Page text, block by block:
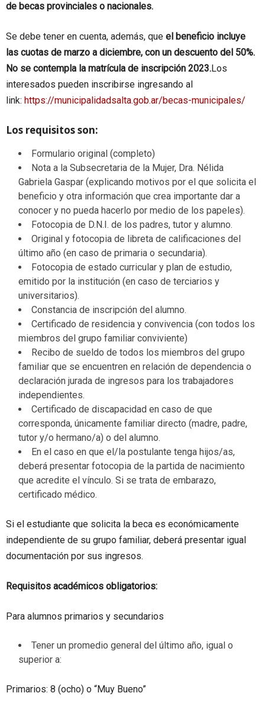
de becas provinciales o nacionales.
Se debe tener en cuenta, además, que el beneficio incluye
las cuotas de marzo a diciembre, con un descuento del 50%.
No se contempla la matrícula de inscripción 2023.Los
interesados pueden inscribirse ingresando al
link: https://municipalidadsalta.gob.ar/becas-municipales/
Los requisitos son:
Formulario original (completo)
Nota a la Subsecretaria de la Mujer, Dra. Nélida
Gabriela Gaspar (explicando motivos por el que solicita el
beneficio y otra información que crea importante dar a
conocer y no pueda hacerlo por medio de los papeles).
Fotocopia de D.N.I. de los padres, tutor y alumno.
Original y fotocopia de libreta de calificaciones del
último año (en caso de primaria o secundaria).
Fotocopia de estado curricular y plan de estudio,
emitido por la institución (en caso de terciarios y
universitarios).
Constancia de inscripción del alumno.
Certificado de residencia y convivencia (con todos los
miembros del grupo familiar conviviente)
Recibo de sueldo de todos los miembros del grupo
familiar que se encuentren en relación de dependencia o
declaración jurada de ingresos para los trabajadores
independientes.
Certificado de discapacidad en caso de que
corresponda, únicamente familiar directo (madre, padre,
tutor y/o hermano/a) o del alumno.
En el caso en que el/la postulante tenga hijos/as,
deberá presentar fotocopia de la partida de nacimiento
que acredite el vínculo. Si se trata de embarazo,
certificado médico.
Si el estudiante que solicita la beca es económicamente
independiente de su grupo familiar, deberá presentar igual
documentación por sus ingresos.
Requisitos académicos obligatorios:
Para alumnos primarios y secundarios
Tener un promedio general del último año, igual o
superior a:
Primarios: 8 (ocho) o “Muy Bueno”